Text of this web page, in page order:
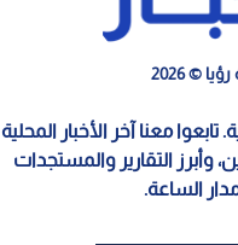
© 2026
تابعوا معنا آخر الأخبار المحلية
وأبرز التقارير والمستجدات
الساعة.